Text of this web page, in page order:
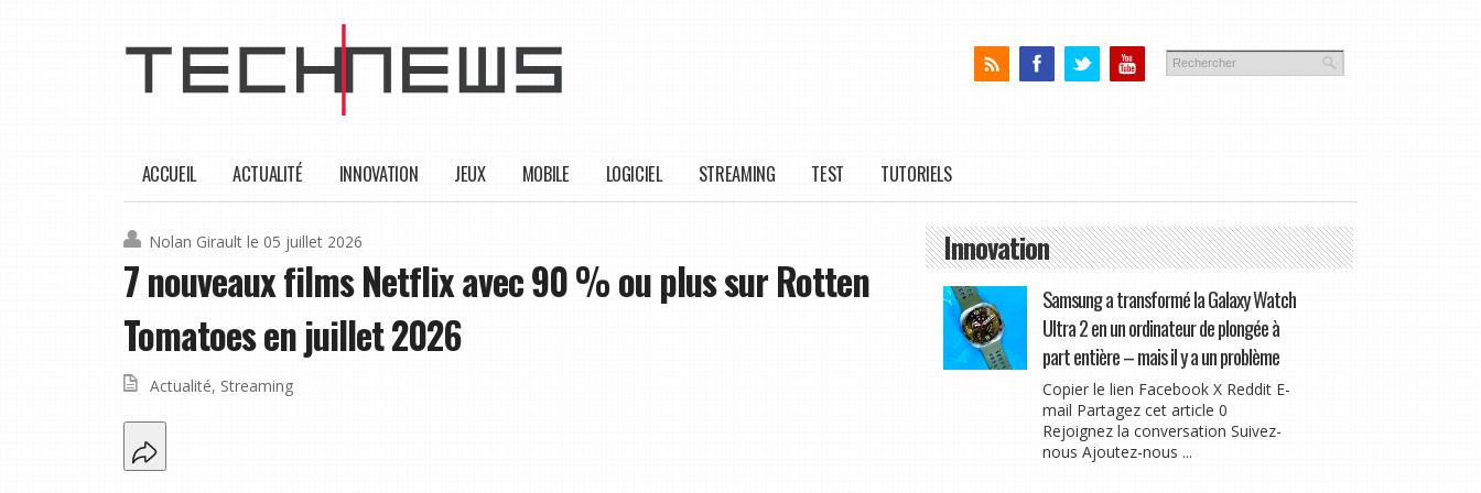
ACCUEIL ACTUALITÉ INNOVATION JEUX MOBILE LOGICIEL STREAMING TEST TUTORIELS
Nolan Girault le 05 juillet 2026
7 nouveaux films Netflix avec 90 % ou plus sur Rotten
Tomatoes en juillet 2026
Actualité, Streaming
Innovation
Samsung a transformé la Galaxy Watch
Ultra 2 en un ordinateur de plongée à
part entière – mais il y a un problème
Copier le lien Facebook X Reddit E-
mail Partagez cet article 0
Rejoignez la conversation Suivez-
nous Ajoutez-nous ...